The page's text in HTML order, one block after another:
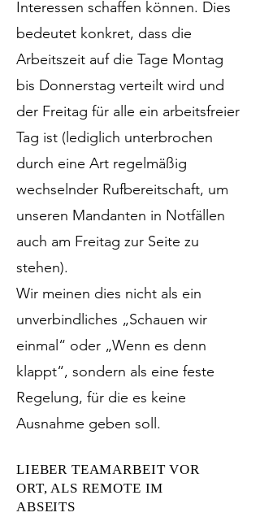
Interessen schaffen können. Dies
bedeutet konkret, dass die
Arbeitszeit auf die Tage Montag
bis Donnerstag verteilt wird und
der Freitag für alle ein arbeitsfreier
Tag ist (lediglich unterbrochen
durch eine Art regelmäßig
wechselnder Rufbereitschaft, um
unseren Mandanten in Notfällen
auch am Freitag zur Seite zu
stehen).
Wir meinen dies nicht als ein
unverbindliches „Schauen wir
einmal“ oder „Wenn es denn
klappt“, sondern als eine feste
Regelung, für die es keine
Ausnahme geben soll.
LIEBER TEAMARBEIT VOR
ORT, ALS REMOTE IM
ABSEITS